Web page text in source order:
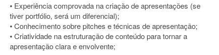
• Experiência comprovada na criação de apresentações (se
tiver portfólio, será um diferencial);
• Conhecimento sobre pitches e técnicas de apresentação;
• Criatividade na estruturação de conteúdo para tornar a
apresentação clara e envolvente;